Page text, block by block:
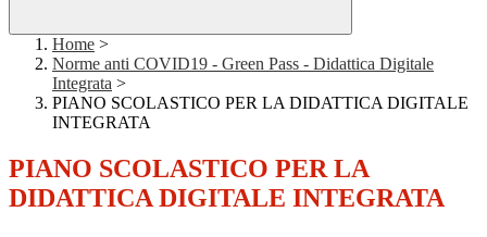
Home >
Norme anti COVID19 - Green Pass - Didattica Digitale
Integrata >
PIANO SCOLASTICO PER LA DIDATTICA DIGITALE
INTEGRATA
PIANO SCOLASTICO PER LA
DIDATTICA DIGITALE INTEGRATA